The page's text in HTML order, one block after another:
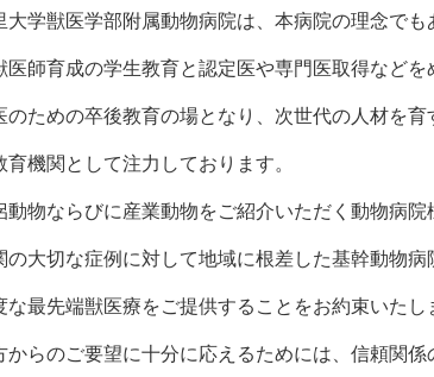
大学獣医学部附属動物病院は、本病院の理念でも
医師育成の学生教育と認定医や専門医取得などを
のための卒後教育の場となり、次世代の人材を育
育機関として注力しております。
動物ならびに産業動物をご紹介いただく動物病院
の大切な症例に対して地域に根差した基幹動物病
な最先端獣医療をご提供することをお約束いたし
からのご要望に十分に応えるためには、信頼関係